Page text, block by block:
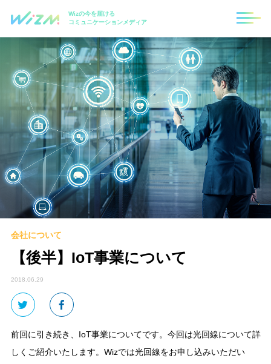
Wizの今を届ける
コミュニケーションメディア
会社について
【後半】IoT事業について
2018.06.29
前回に引き続き、IoT事業についてです。今回は光回線について詳
しくご紹介いたします。Wizでは光回線をお申し込みいただい